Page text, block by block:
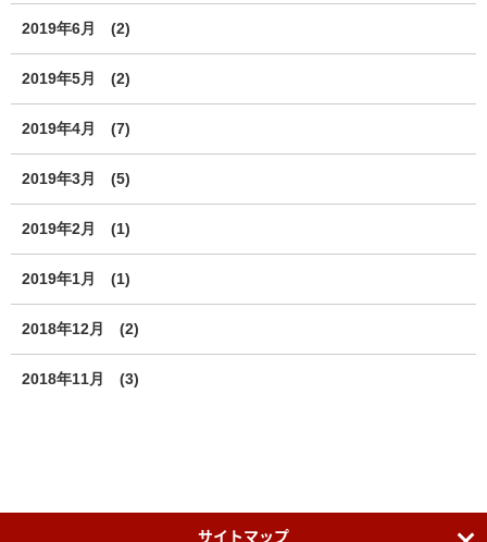
2019年6月 (2)
2019年5月 (2)
2019年4月 (7)
2019年3月 (5)
2019年2月 (1)
2019年1月 (1)
2018年12月 (2)
2018年11月 (3)
サイトマップ